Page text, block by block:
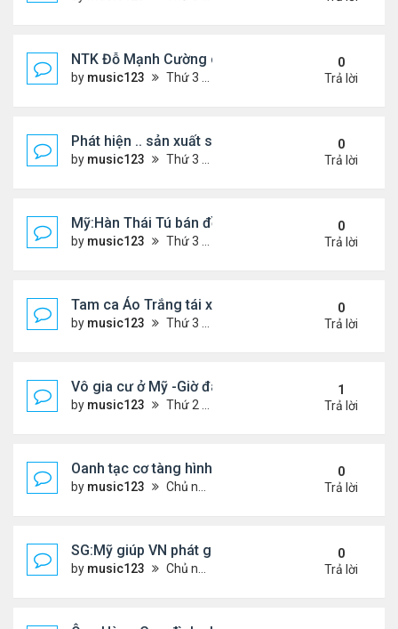
NTK Đỗ Mạnh Cường chi 100 triệu đồng thuê...
by music123 Thứ 3 Tháng 7 28, 2026 4:47 pm
0
Trả lời
Phát hiện .. sản xuất sữa 'pha bột giặt'
by music123 Thứ 3 Tháng 7 28, 2026 4:43 pm
0
Trả lời
Mỹ:Hàn Thái Tú bán đồ ăn online mưu sinh
by music123 Thứ 3 Tháng 7 28, 2026 4:36 pm
0
Trả lời
Tam ca Áo Trắng tái xuất trên sân khấu
by music123 Thứ 3 Tháng 7 28, 2026 4:32 pm
0
Trả lời
Vô gia cư ở Mỹ -Giờ đây tôi có căn hộ giá 200 đô
by music123 Thứ 2 Tháng 7 27, 2026 4:56 am
1
Trả lời
Oanh tạc cơ tàng hình đáng sợ nhất thế giới
by music123 Chủ nhật Tháng 7 26, 2026 5:46 pm
0
Trả lời
SG:Mỹ giúp VN phát giác xưởng sản xuất giày
by music123 Chủ nhật Tháng 7 26, 2026 5:22 pm
0
Trả lời